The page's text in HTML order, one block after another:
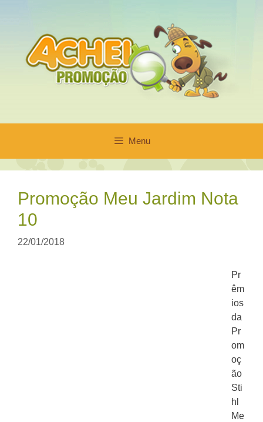
conteúdo
Menu
Promoção Meu Jardim Nota
10
22/01/2018
Pr
êm
ios
da
Pr
om
oç
ão
Sti
hl
Me